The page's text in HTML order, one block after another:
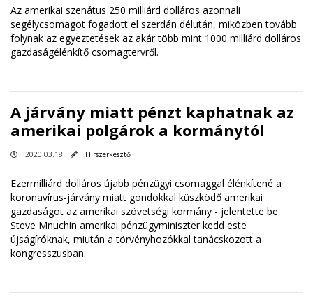
Az amerikai szenátus 250 milliárd dolláros azonnali
segélycsomagot fogadott el szerdán délután, miközben tovább
folynak az egyeztetések az akár több mint 1000 milliárd dolláros
gazdaságélénkítő csomagtervről.
A járvány miatt pénzt kaphatnak az
amerikai polgárok a kormánytól
2020.03.18 Hírszerkesztő
Ezermilliárd dolláros újabb pénzügyi csomaggal élénkítené a
koronavírus-járvány miatt gondokkal küszködő amerikai
gazdaságot az amerikai szövetségi kormány - jelentette be
Steve Mnuchin amerikai pénzügyminiszter kedd este
újságíróknak, miután a törvényhozókkal tanácskozott a
kongresszusban.